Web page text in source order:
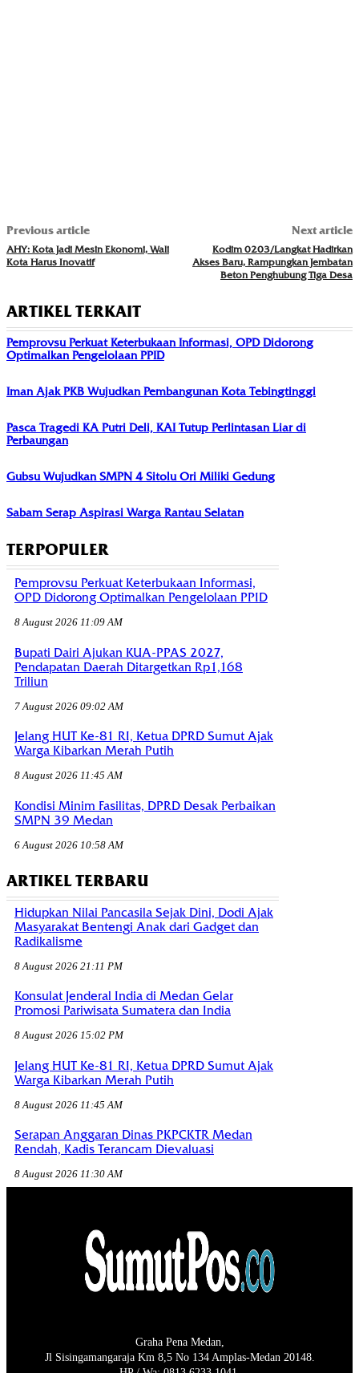
Previous article
AHY: Kota Jadi Mesin Ekonomi, Wali
Kota Harus Inovatif
Next article
Kodim 0203/Langkat Hadirkan
Akses Baru, Rampungkan Jembatan
Beton Penghubung Tiga Desa
ARTIKEL TERKAIT
Pemprovsu Perkuat Keterbukaan Informasi, OPD Didorong
Optimalkan Pengelolaan PPID
Iman Ajak PKB Wujudkan Pembangunan Kota Tebingtinggi
Pasca Tragedi KA Putri Deli, KAI Tutup Perlintasan Liar di
Perbaungan
Gubsu Wujudkan SMPN 4 Sitolu Ori Miliki Gedung
Sabam Serap Aspirasi Warga Rantau Selatan
TERPOPULER
Pemprovsu Perkuat Keterbukaan Informasi,
OPD Didorong Optimalkan Pengelolaan PPID
8 August 2026 11:09 AM
Bupati Dairi Ajukan KUA-PPAS 2027,
Pendapatan Daerah Ditargetkan Rp1,168
Triliun
7 August 2026 09:02 AM
Jelang HUT Ke-81 RI, Ketua DPRD Sumut Ajak
Warga Kibarkan Merah Putih
8 August 2026 11:45 AM
Kondisi Minim Fasilitas, DPRD Desak Perbaikan
SMPN 39 Medan
6 August 2026 10:58 AM
ARTIKEL TERBARU
Hidupkan Nilai Pancasila Sejak Dini, Dodi Ajak
Masyarakat Bentengi Anak dari Gadget dan
Radikalisme
8 August 2026 21:11 PM
Konsulat Jenderal India di Medan Gelar
Promosi Pariwisata Sumatera dan India
8 August 2026 15:02 PM
Jelang HUT Ke-81 RI, Ketua DPRD Sumut Ajak
Warga Kibarkan Merah Putih
8 August 2026 11:45 AM
Serapan Anggaran Dinas PKPCKTR Medan
Rendah, Kadis Terancam Dievaluasi
8 August 2026 11:30 AM
Graha Pena Medan,
Jl Sisingamangaraja Km 8,5 No 134 Amplas-Medan 20148.